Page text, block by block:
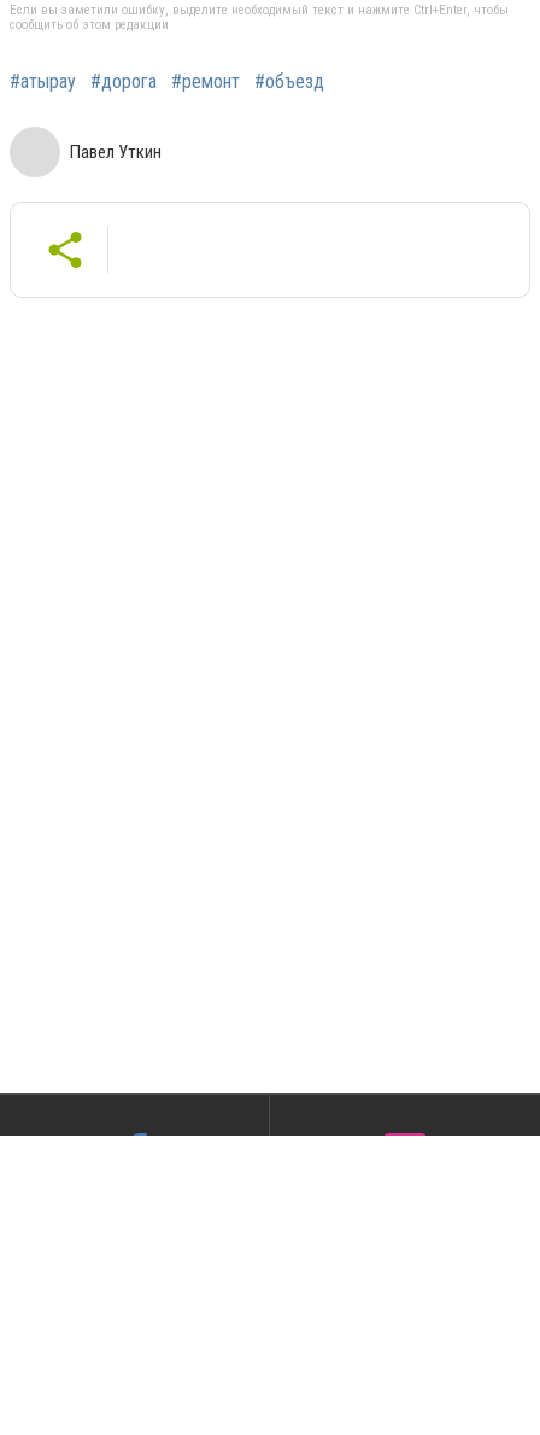
Если вы заметили ошибку, выделите необходимый текст и нажмите Ctrl+Enter, чтобы
сообщить об этом редакции
#атырау #дорога #ремонт #объезд
Павел Уткин